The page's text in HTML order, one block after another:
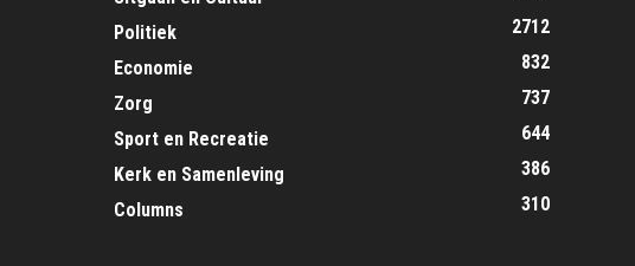
Politiek
2712
Economie
832
Zorg
737
Sport en Recreatie
644
Kerk en Samenleving
386
Columns
310